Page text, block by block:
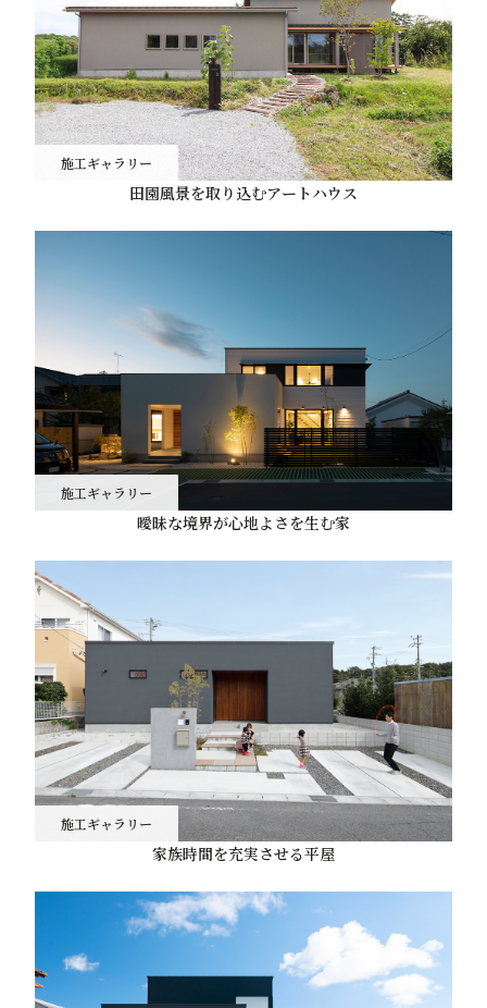
施工ギャラリー
田園風景を取り込むアートハウス
施工ギャラリー
曖昧な境界が心地よさを生む家
施工ギャラリー
家族時間を充実させる平屋